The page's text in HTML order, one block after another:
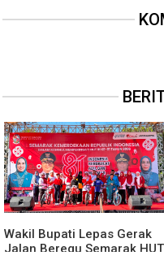
Wakil Bupati Lepas Gerak
Jalan Beregu Semarak HUT